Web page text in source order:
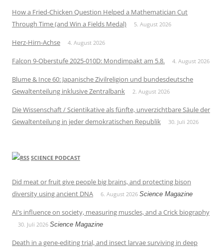
How a Fried-Chicken Question Helped a Mathematician Cut
Through Time (and Win a Fields Medal)
5. August 2026
Herz-Hirn-Achse 4. August 2026
Falcon 9-Oberstufe 2025-010D: Mondimpakt am 5.8. 4. August 2026
Blume & Ince 60: Japanische Zivilreligion und bundesdeutsche
Gewaltenteilung inklusive Zentralbank
2. August 2026
Die Wissenschaft / Scientikative als fünfte, unverzichtbare Säule der
Gewaltenteilung in jeder demokratischen Republik
30. Juli 2026
SCIENCE PODCAST
Did meat or fruit give people big brains, and protecting bison
diversity using ancient DNA
6. August 2026 Science Magazine
AI’s influence on society, measuring muscles, and a Crick biography
30. Juli 2026 Science Magazine
Death in a gene-editing trial, and insect larvae surviving in deep